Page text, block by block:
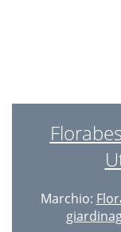
Marchio: